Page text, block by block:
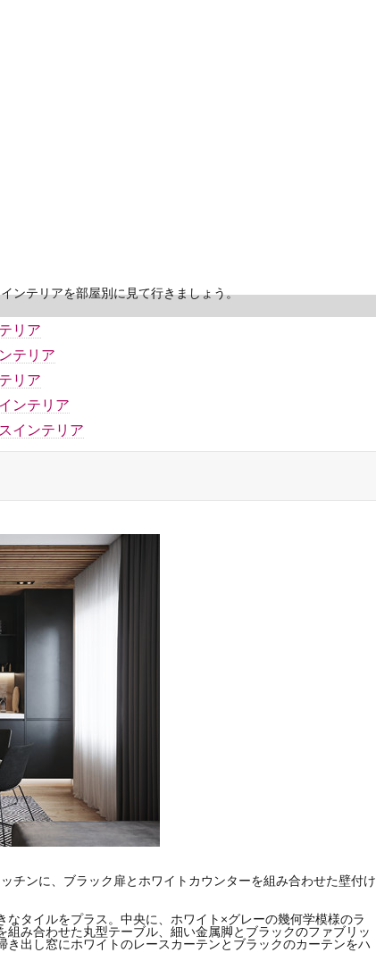
ンテリアを部屋別に見て行きましょう。
リア
テリア
リア
ンテリア
インテリア
チンに、ブラック扉とホワイトカウンターを組み合わせた壁付け
タイルをプラス。中央に、ホワイト×グレーの幾何学模様のラ
み合わせた丸型テーブル、細い金属脚とブラックのファブリッ
出し窓にホワイトのレースカーテンとブラックのカーテンをハ